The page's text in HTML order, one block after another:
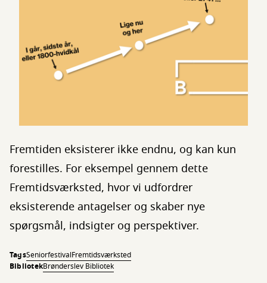
Fremtiden eksisterer ikke endnu, og kan kun
forestilles. For eksempel gennem dette
Fremtidsværksted, hvor vi udfordrer
eksisterende antagelser og skaber nye
spørgsmål, indsigter og perspektiver.
TagsSeniorfestivalFremtidsværksted
BibliotekBrønderslev Bibliotek